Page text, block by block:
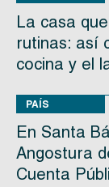
La casa
rutinas: así
cocina y el
PAÍS
En Santa
Angostura
Cuenta